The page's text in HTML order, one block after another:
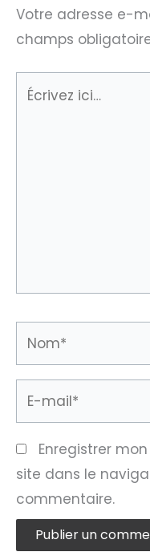
Votre adresse e-
champs
Écrivez
Nom*
E-
Enregistrer
site dans le
commentaire.